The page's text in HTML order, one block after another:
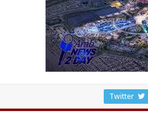
Twitter